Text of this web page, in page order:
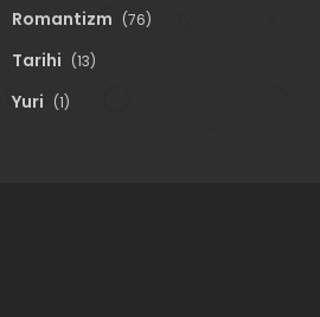
Romantizm (76)
Tarihi (13)
Yuri (1)